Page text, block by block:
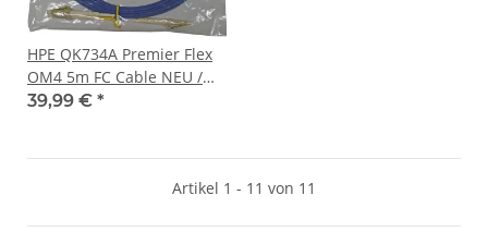
HPE QK734A Premier Flex
OM4 5m FC Cable NEU /
NEW
39,99 € *
Artikel 1 - 11 von 11